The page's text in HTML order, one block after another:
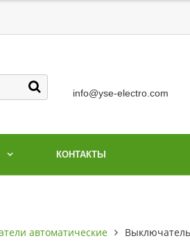
info@yse-electro.com
КОНТАКТЫ
автоматические